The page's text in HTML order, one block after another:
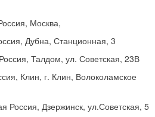
Москва,
Дубна, Станционная, 3
Россия, Талдом, ул. Советская, 23В
Клин, г. Клин, Волоколамское
Россия, Дзержинск, ул.Советская, 5